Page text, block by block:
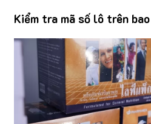
Kiểm tra mã số lô trên